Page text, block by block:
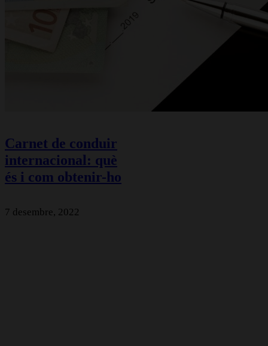
Carnet de conduir
internacional: què
és i com obtenir-ho
7 desembre, 2022